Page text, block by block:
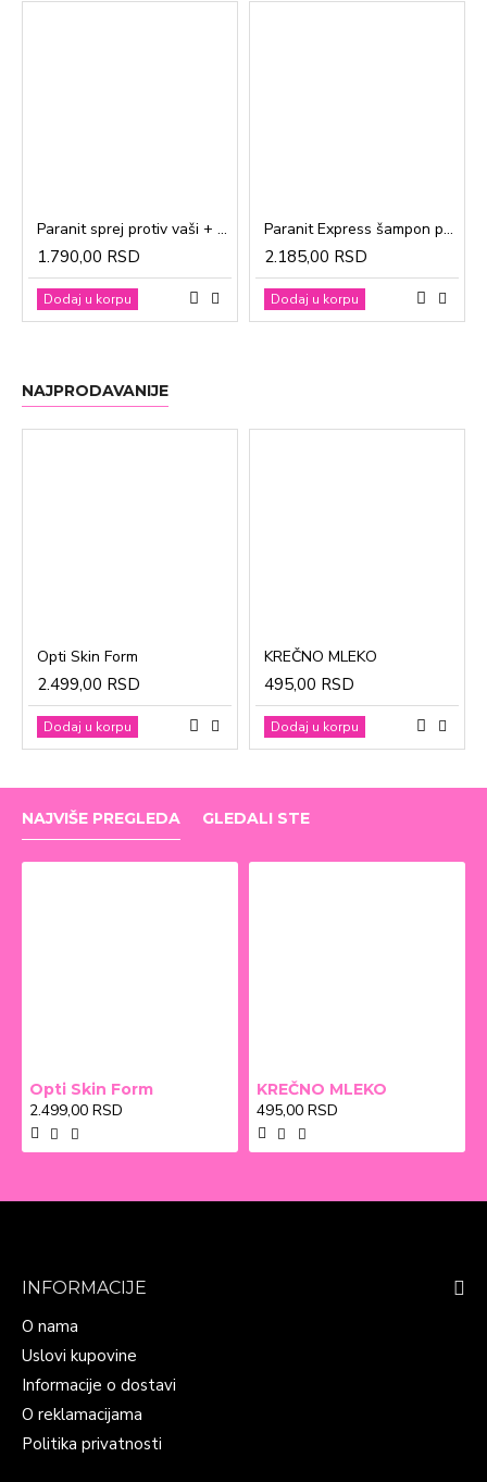
Paranit sprej protiv vaši + češalj 100ml
1.790,00 RSD
Dodaj u korpu
Paranit Express šampon protiv vaši + češalj 200ml
2.185,00 RSD
Dodaj u korpu
NAJPRODAVANIJE
Opti Skin Form
2.499,00 RSD
Dodaj u korpu
KREČNO MLEKO
495,00 RSD
Dodaj u korpu
NAJVIŠE PREGLEDA GLEDALI STE
Opti Skin Form
2.499,00 RSD
KREČNO MLEKO
495,00 RSD
INFORMACIJE
O nama
Uslovi kupovine
Informacije o dostavi
O reklamacijama
Politika privatnosti